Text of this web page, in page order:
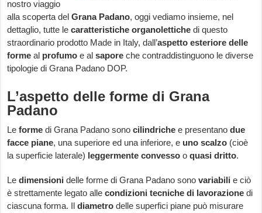
nostro viaggio
alla scoperta delGrana Padano, oggi vediamo insieme, nel
dettaglio, tutte lecaratteristiche organolettiche di questo
straordinario prodotto Made in Italy, dall’aspetto esteriore delle
forme al profumo e alsapore che contraddistinguono le diverse
tipologie di Grana Padano DOP.
L’aspetto delle forme di Grana
Padano
Leforme di Grana Padano sono cilindriche e presentanodue
facce piane, una superiore ed una inferiore, e uno scalzo (cioè
la superficie laterale) leggermente convesso oquasi dritto.
Ledimensioni delle forme di Grana Padano sono variabili e ciò
è strettamente legato allecondizioni tecniche di lavorazione di
ciascuna forma. Ildiametro delle superfici piane può misurare